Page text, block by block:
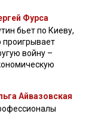
Фурса
бьет по Киеву,
проигрывает
войну –
Айвазовская